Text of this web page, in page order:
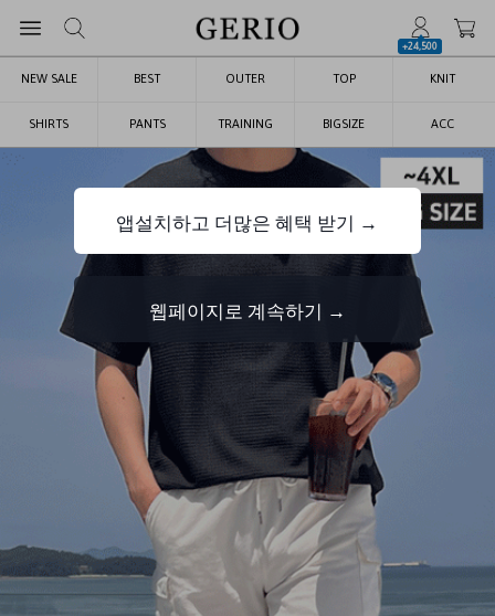
+24,500
NEW SALE BEST OUTER TOP KNIT
SHIRTS PANTS TRAINING BIGSIZE ACC
앱설치하고 더많은 혜택 받기 →
웹페이지로 계속하기 →